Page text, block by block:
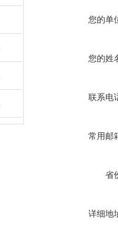
您的单
您的姓
联系电
常用邮
省
详细地